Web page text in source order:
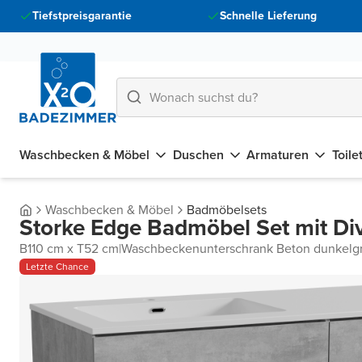
Tiefstpreisgarantie Schnelle Lieferung
Waschbecken & Möbel Duschen Armaturen
Waschbecken & Möbel Badmöbelsets
Storke Edge Badmöbel Set mit
B110 cm x T52 cm|Waschbeckenunterschrank Beton
Letzte Chance